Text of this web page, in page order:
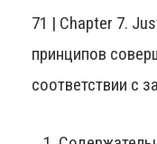
71 | Chapter 7.
принципов
соответствии с